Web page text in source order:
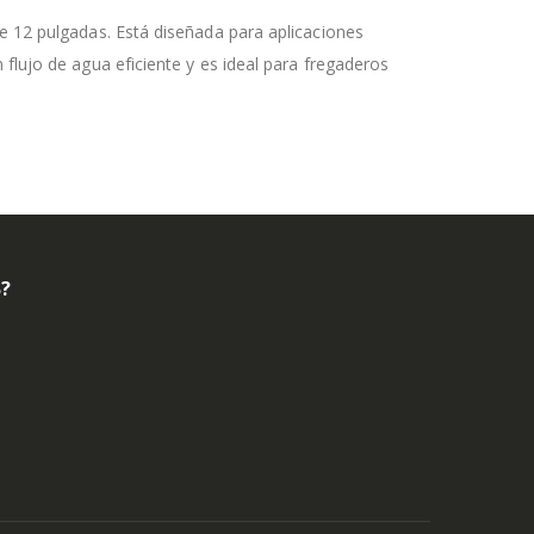
pulgadas. Está diseñada para aplicaciones
de agua eficiente y es ideal para fregaderos